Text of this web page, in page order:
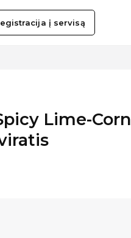
į servisą
Lime-Corn